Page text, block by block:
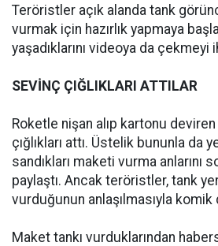
Teröristler açık alanda tank
vurmak için hazırlık yapmaya
yaşadıklarını videoya da çekmeyi
SEVİNÇ ÇIĞLIKLARI ATTILAR
Roketle nişan alıp kartonu
çığlıkları attı. Üstelik bununla da
sandıkları maketi vurma anlarını
paylaştı. Ancak teröristler, tank
vurduğunun anlaşılmasıyla
Maket tankı vurduklarından